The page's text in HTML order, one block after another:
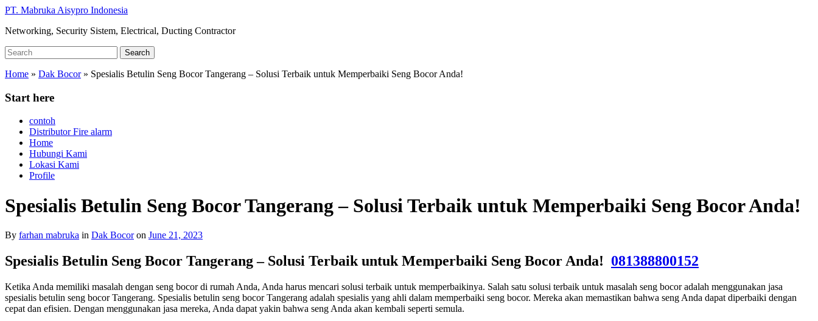
Skip
main
PT. Mabruka Aisypro Indonesia
Networking, Security Sistem, Electrical, Ducting Contractor
Search
for:
Search
Home » Dak Bocor» Spesialis Betulin Seng Bocor Tangerang – Solusi Terbaik untuk Memperbaiki Seng Bocor Anda!
Start here
contoh
Distributor Fire alarm
Home
Hubungi Kami
Lokasi Kami
Profile
Spesialis Betulin Seng Bocor Tangerang – Solusi Terbaik untuk Memperbaiki Seng Bocor Anda!
By farhan mabruka in Dak Bocoron June 21, 2023
Spesialis Betulin Seng Bocor Tangerang – Solusi Terbaik untuk Memperbaiki Seng Bocor Anda! 081388800152
Ketika Anda memiliki masalah dengan seng bocor di rumah Anda, Anda harus mencari solusi terbaik untuk memperbaikinya. Salah satu solusi terbaik untuk masalah seng bocor adalah menggunakan jasa
spesialis betulin seng bocor Tangerang. Spesialis betulin seng bocor Tangerang adalah spesialis yang ahli dalam memperbaiki seng bocor. Mereka akan memastikan bahwa seng Anda dapat diperbaiki dengan
cepat dan efisien. Dengan menggunakan jasa mereka, Anda dapat yakin bahwa seng Anda akan kembali seperti semula.